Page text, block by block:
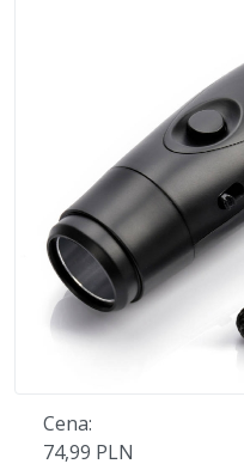
Cena:
74,99 PLN